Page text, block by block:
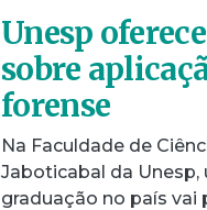
Unesp
sobre
forense
Na Faculdade de
Jaboticabal da
graduação no país vai